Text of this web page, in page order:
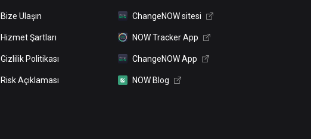
Bize Ulaşın
Hizmet Şartları
Gizlilik Politikası
Risk Açıklaması
ChangeNOW sitesi
NOW Tracker App
ChangeNOW App
NOW Blog